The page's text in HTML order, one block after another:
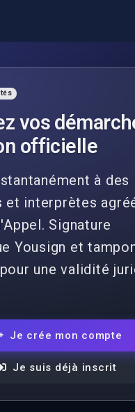
vos
officielle
à des
et interprètes
Signature
Yousign et
une validité
Je crée mon compte
Je suis déjà inscrit